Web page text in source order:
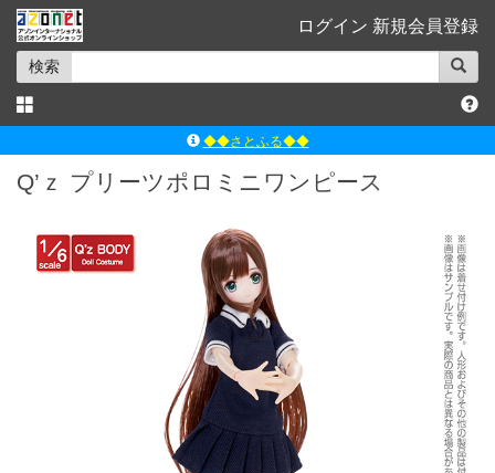
ログイン 新規会員登録
検索
◆◆さとふる◆◆
ｱｿﾞﾝﾚｰﾍﾞﾙｼｮｯﾌﾟ楽天市場店
ｱｿﾞﾝｵﾝﾗｲﾝｼｮｯﾌﾟX
よくあるご質問（Q&A）
Q’ｚ プリーツポロミニワンピース